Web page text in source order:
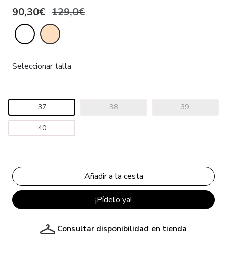
90,30€ 129,0€
Seleccionar talla
37 38 39
40
¡Pídelo ya!
Consultar disponibilidad en tienda